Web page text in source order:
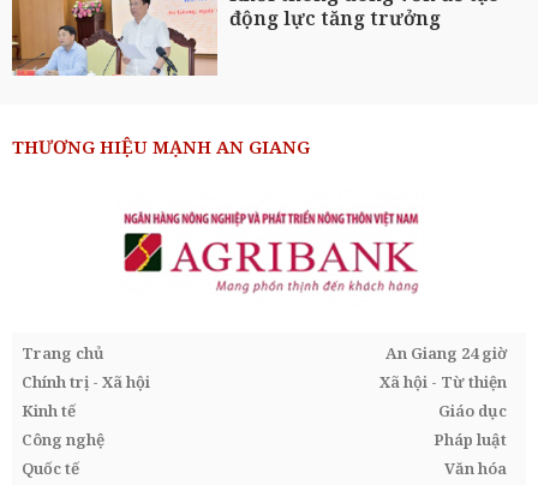
động lực tăng trưởng
THƯƠNG HIỆU MẠNH AN GIANG
Trang chủ
An Giang 24 giờ
Chính trị - Xã hội
Xã hội - Từ thiện
Kinh tế
Giáo dục
Công nghệ
Pháp luật
Quốc tế
Văn hóa